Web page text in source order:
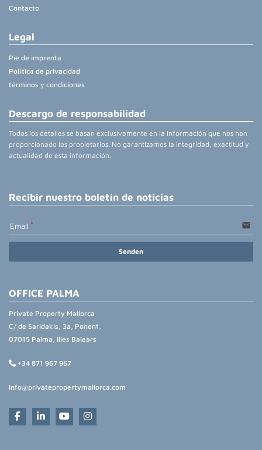
Contacto
Legal
Pie de imprenta
Política de privacidad
términos y condiciones
Descargo de responsabilidad
Todos los detalles se basan exclusivamente en la información que nos han
proporcionado los propietarios. No garantizamos la integridad, exactitud y
actualidad de esta información.
Recibir nuestro boletín de noticias
Email email
Senden
OFFICE PALMA
Private Property Mallorca
C/ de Saridakis, 3a, Ponent,
07015 Palma, Illes Balears
+34 871 967 967
info@privatepropertymallorca.com